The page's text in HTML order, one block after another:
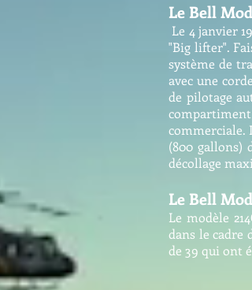
Le Bell
Le 4 janvier
"Big lifter".
système de
avec une
de pilotage
commerciale.
(800 gallons)
décollage
Le Bell
Le modèle
dans le cadre
de 39 qui ont